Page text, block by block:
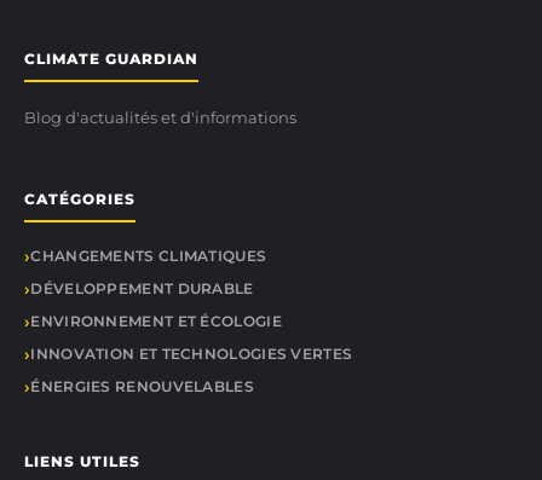
CLIMATE GUARDIAN
Blog d'actualités et d'informations
CATÉGORIES
CHANGEMENTS CLIMATIQUES
DÉVELOPPEMENT DURABLE
ENVIRONNEMENT ET ÉCOLOGIE
INNOVATION ET TECHNOLOGIES VERTES
ÉNERGIES RENOUVELABLES
LIENS UTILES